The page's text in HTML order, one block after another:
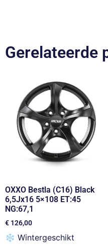
Gerelateerde
OXXO Bestla (C16) Black
6,5Jx16 5×108 ET:45
NG:67,1
€ 126,00
❄ Wintergeschikt